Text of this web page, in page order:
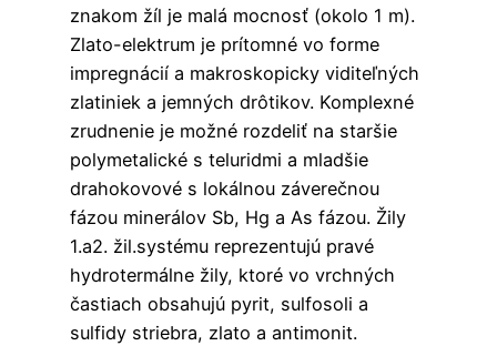
znakom žíl je malá mocnosť (okolo 1 m).
Zlato-elektrum je prítomné vo forme
impregnácií a makroskopicky viditeľných
zlatiniek a jemných drôtikov. Komplexné
zrudnenie je možné rozdeliť na staršie
polymetalické s teluridmi a mladšie
drahokovové s lokálnou záverečnou
fázou minerálov Sb, Hg a As fázou. Žily
1.a2. žil.systému reprezentujú pravé
hydrotermálne žily, ktoré vo vrchných
častiach obsahujú pyrit, sulfosoli a
sulfidy striebra, zlato a antimonit.